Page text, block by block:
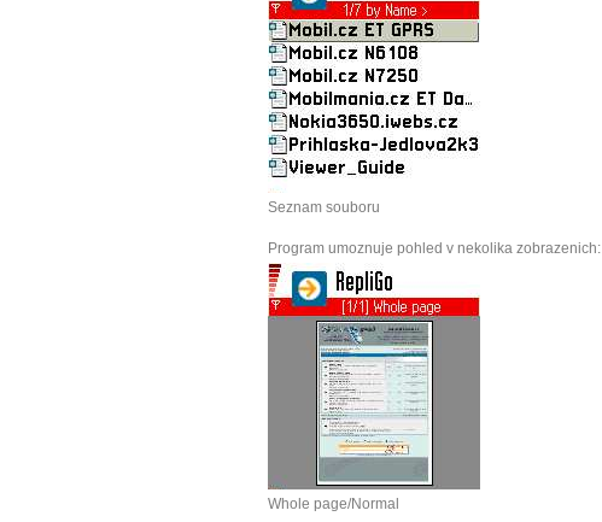
Seznam souboru
Program umoznuje pohled v nekolika zobrazenich:
Whole page/Normal